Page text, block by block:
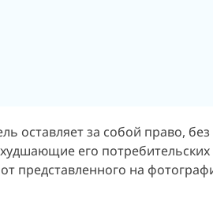
оставляет за собой право,
его
представленного на